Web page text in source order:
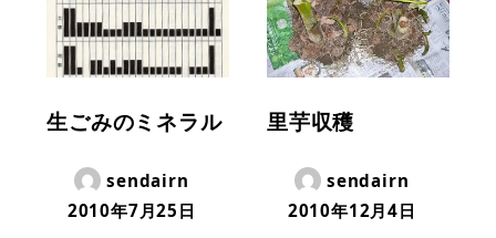
生ごみのミネラル
sendairn
2010年7月25日
里芋収穫
sendairn
2010年12月4日